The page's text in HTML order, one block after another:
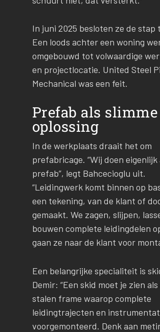
In juni 2025 besloten ze de stap
Een loods achter een woning
omgebouwd tot volwaardige
en projectlocatie. United Steel
Mechanical was een feit.
Prefab als slimme
oplossing
In de werkplaats draait het om
prefabricage. “Wij doen eigenlijk
prefab”, legt Bahcecioglu uit.
“Leidingwerk komt binnen op
een tekening, van de klant of
gemaakt. We zagen, slijpen,
bouwen complete leidingdelen
gaan ze naar de klant voor
Een belangrijke specialiteit is
Demir: “Een skid moet je zien als
stalen frame waarop complete
leidingtrajecten en
voorgemonteerd. Denk aan